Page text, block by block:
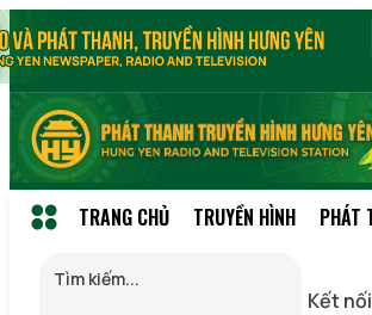
TRANG CHỦ TRUYỀN HÌNH PHÁT
Kết